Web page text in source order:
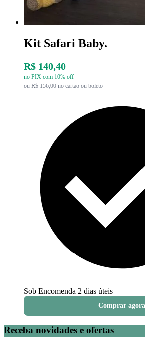
Kit Safari Baby.
R$ 140,40
no PIX com 10% off
ou R$ 156,00 no cartão ou boleto
Sob Encomenda 2 dias úteis
Comprar agora
Receba novidades e ofertas